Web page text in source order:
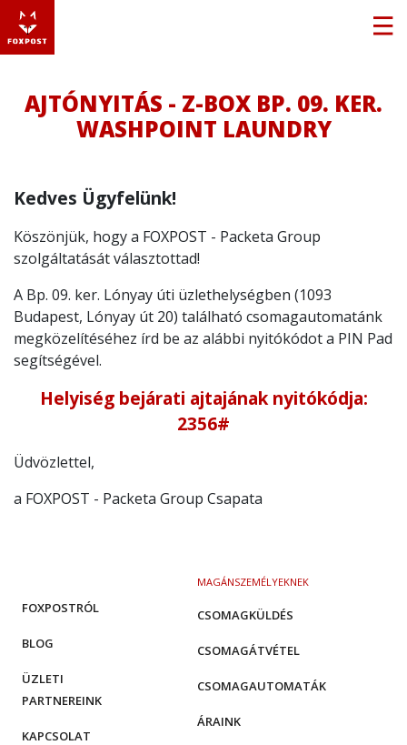
AJTÓNYITÁS - Z-BOX BP. 09. KER.
WASHPOINT LAUNDRY
Kedves Ügyfelünk!
Köszönjük, hogy a FOXPOST - Packeta Group
szolgáltatását választottad!
A Bp. 09. ker. Lónyay úti üzlethelységben (1093
Budapest, Lónyay út 20) található csomagautomatánk
megközelítéséhez írd be az alábbi nyitókódot a PIN Pad
segítségével.
Helyiség bejárati ajtajának nyitókódja:
2356#
Üdvözlettel,
a FOXPOST - Packeta Group Csapata
MAGÁNSZEMÉLYEKNEK
CSOMAGKÜLDÉS
CSOMAGÁTVÉTEL
CSOMAGAUTOMATÁK
ÁRAINK
FOXPOSTRÓL
BLOG
ÜZLETI
PARTNEREINK
KAPCSOLAT